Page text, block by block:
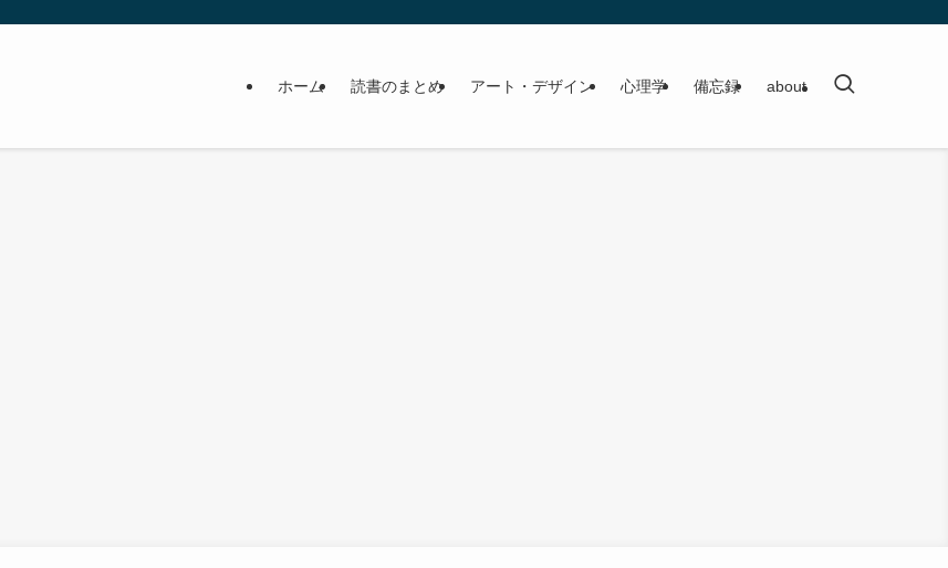
ホーム 読書のまとめ アート・デザイン 心理学 備忘録 about